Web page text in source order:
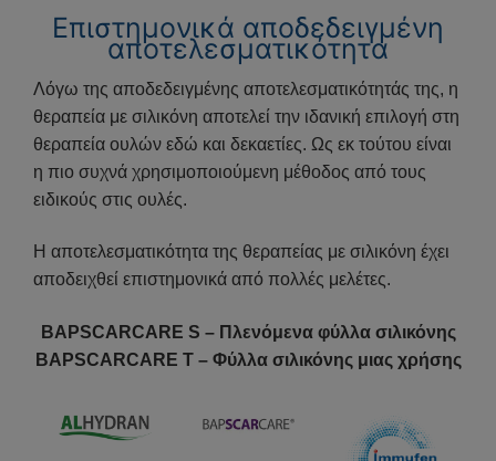
Επιστημονικά αποδεδειγμένη
αποτελεσματικότητα
Λόγω της αποδεδειγμένης αποτελεσματικότητάς της, η
θεραπεία με σιλικόνη αποτελεί την ιδανική επιλογή στη
θεραπεία ουλών εδώ και δεκαετίες. Ως εκ τούτου είναι
η πιο συχνά χρησιμοποιούμενη μέθοδος από τους
ειδικούς στις ουλές.
Η αποτελεσματικότητα της θεραπείας με σιλικόνη έχει
αποδειχθεί επιστημονικά από πολλές μελέτες.
BAPSCARCARE S – Πλενόμενα φύλλα σιλικόνης
BAPSCARCARE T – Φύλλα σιλικόνης μιας χρήσης